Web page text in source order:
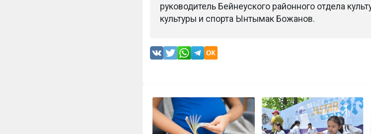
руководитель Бейнеуского районного отдела
культуры и спорта Ынтымак Божанов.